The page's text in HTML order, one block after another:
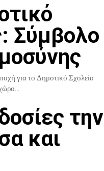
Σύμβολο
για το Δημοτικό Σχολείο
την
και